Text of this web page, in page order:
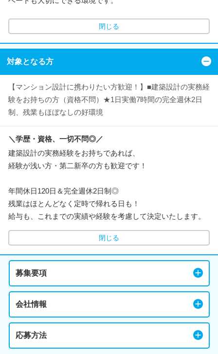
閉じる
対象となる方
【マンション設計に携わりたい方歓迎！】■建築設計の実務経
験をお持ちの方（資格不問）★1日実働7時間の完全週休2日
制、残業もほぼなしの好環境
＼学歴・資格、一切不問◎／
建築設計の実務経験をお持ちであれば、
経験が浅い方・第二新卒の方も歓迎です！
年間休日120日＆完全週休2日制◎
残業はほとんどなく定時で帰れる日も！
給与も、これまでの実績や経験を考慮して決定いたします。
閉じる
募集要項
会社情報
応募方法